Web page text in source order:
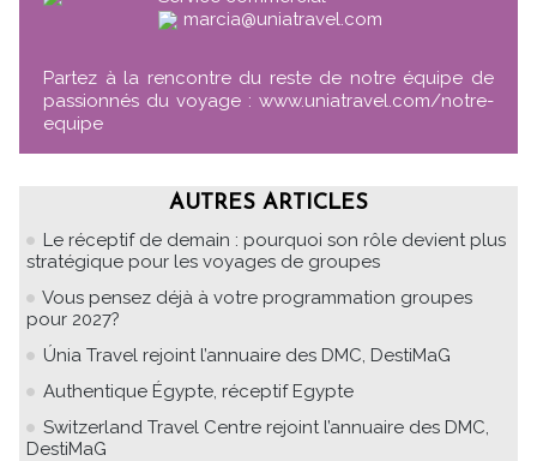
marcia@uniatravel.com
Partez à la rencontre du reste de notre équipe de
passionnés du voyage : www.uniatravel.com/notre-
equipe
AUTRES ARTICLES
Le réceptif de demain : pourquoi son rôle devient plus
stratégique pour les voyages de groupes
Vous pensez déjà à votre programmation groupes
pour 2027?
Únia Travel rejoint l’annuaire des DMC, DestiMaG
Authentique Égypte, réceptif Egypte
Switzerland Travel Centre rejoint l’annuaire des DMC,
DestiMaG